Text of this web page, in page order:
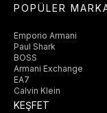
POPÜLER
Emporio Armani
Paul Shark
BOSS
Armani Exchange
EA7
Calvin Klein
KEŞFET